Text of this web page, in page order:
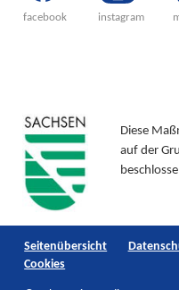
facebook instagram
Diese
auf der
Navigation
überspringen
Seitenübersicht
Cookies